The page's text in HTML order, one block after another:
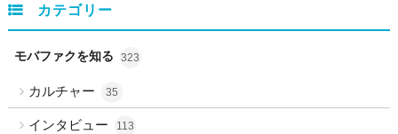
カテゴリー
モバファクを知る 323
カルチャー 35
インタビュー 113